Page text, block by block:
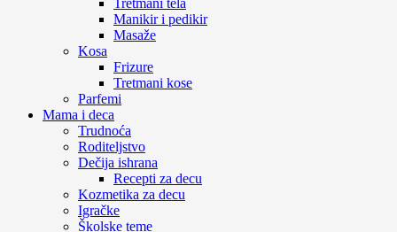
Tretmani tela
Manikir i pedikir
Masaže
Kosa
Frizure
Tretmani kose
Parfemi
Mama i deca
Trudnoća
Roditeljstvo
Dečija ishrana
Recepti za decu
Kozmetika za decu
Igračke
Školske teme